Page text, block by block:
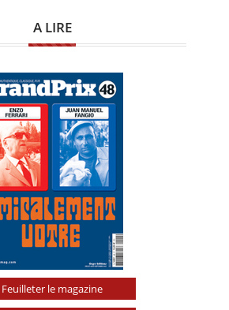
A LIRE
Feuilleter le magazine